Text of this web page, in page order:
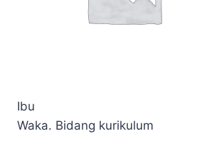
Ibu
Waka. Bidang kurikulum